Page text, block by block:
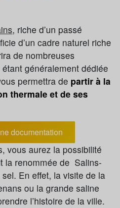
, riche d’un passé
d’un cadre naturel riche
de nombreuses
généralement dédiée
permettra de partir à la
thermale et de ses
documentation
vous aurez la possibilité
la renommée de Salins-
En effet, la visite de la
ou la grande saline
l’histoire de la ville.